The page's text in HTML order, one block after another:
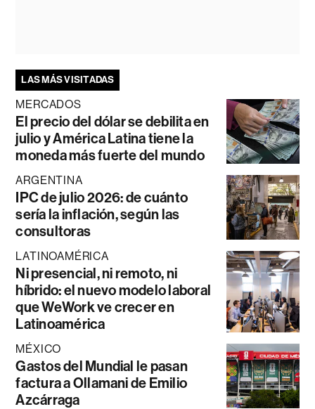
LAS MÁS VISITADAS
MERCADOS
El precio del dólar se debilita en
julio y América Latina tiene la
moneda más fuerte del mundo
ARGENTINA
IPC de julio 2026: de cuánto
sería la inflación, según las
consultoras
LATINOAMÉRICA
Ni presencial, ni remoto, ni
híbrido: el nuevo modelo laboral
que WeWork ve crecer en
Latinoamérica
MÉXICO
Gastos del Mundial le pasan
factura a Ollamani de Emilio
Azcárraga